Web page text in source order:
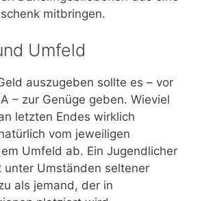
mitbringen.
Umfeld
auszugeben sollte es – vor
– zur Genüge geben. Wieviel
letzten Endes wirklich
vom jeweiligen
Umfeld ab. Ein Jugendlicher
unter Umständen seltener
als jemand, der in